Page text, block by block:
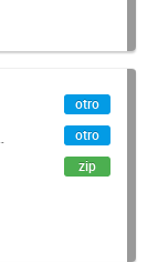
otro
otro
zip